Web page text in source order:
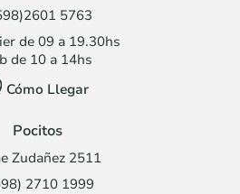
5763
de 09 a 19.30hs
de 10 a 14hs
Cómo Llegar
Pocitos
Zudañez 2511
2710 1999